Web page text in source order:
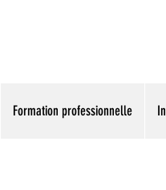
Formation professionnelle